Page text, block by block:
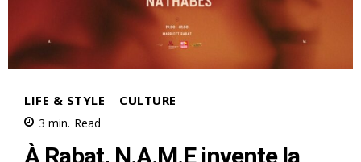
LIFE & STYLE CULTURE
3 min. Read
À Rabat, N.A.M.E invente la